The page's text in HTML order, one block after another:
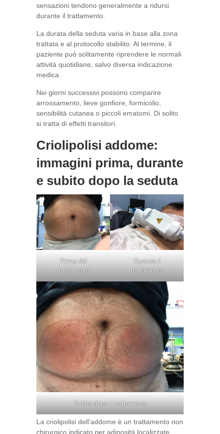
sensazioni tendono generalmente a ridursi
durante il trattamento.
La durata della seduta varia in base alla zona
trattata e al protocollo stabilito. Al termine, il
paziente può solitamente riprendere le normali
attività quotidiane, salvo diversa indicazione
medica.
Nei giorni successivi possono comparire
arrossamento, lieve gonfiore, formicolio,
sensibilità cutanea o piccoli ematomi. Di solito
si tratta di effetti transitori.
Criolipolisi addome:
immagini prima, durante
e subito dopo la seduta
Prima del
trattamento
Durante il
trattamento
Subito dopo il trattamento
La criolipolisi dell’addome è un trattamento non
chirurgico indicato per adiposità localizzate